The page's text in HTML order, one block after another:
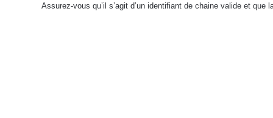
Assurez-vous qu’il s’agit d’un identifiant de chaine valide et